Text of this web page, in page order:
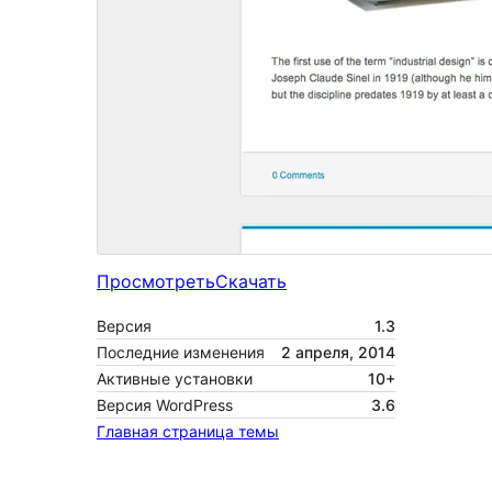
ПросмотретьСкачать
Версия
1.3
Последние изменения
2 апреля, 2014
Активные установки
10+
Версия WordPress
3.6
Главная страница темы